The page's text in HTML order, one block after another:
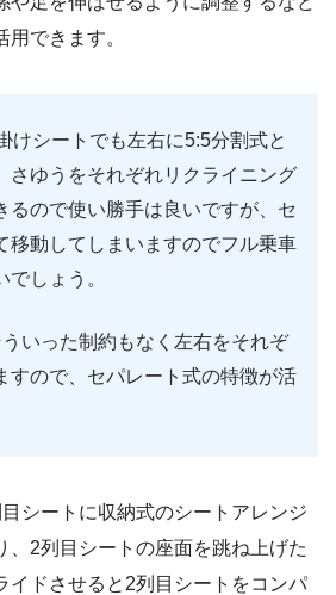
できます。
けシートでも左右に5:5分割式と
さゆうをそれぞれリクライニング
るので使い勝手は良いですが、セ
移動してしまいますのでフル乗車
しょう。
いった制約もなく左右をそれぞ
すので、セパレート式の特徴が活
シートに収納式のシートアレンジ
、2列目シートの座面を跳ね上げた
イドさせると2列目シートをコンパ